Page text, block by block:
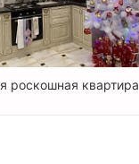
роскошная квартира